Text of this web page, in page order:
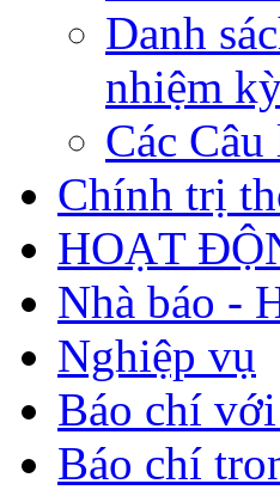
Danh
nhiệm
Các Câu
Chính trị
HOẠT
Nhà báo -
Nghiệp vụ
Báo chí
Báo chí